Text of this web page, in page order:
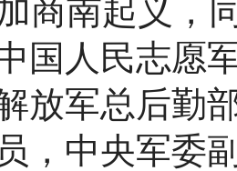
商南起义，
国人民志愿
放军总后勤
，中央军委